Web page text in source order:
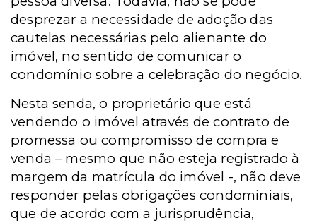
desprezar a necessidade de adoção das
cautelas necessárias pelo alienante do
imóvel, no sentido de comunicar o
condomínio sobre a celebração do negócio.
Nesta senda, o proprietário que está
vendendo o imóvel através de contrato de
promessa ou compromisso de compra e
venda – mesmo que não esteja registrado à
margem da matrícula do imóvel -, não deve
responder pelas obrigações condominiais,
que de acordo com a jurisprudência,